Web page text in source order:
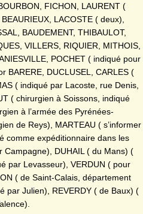
FICHON, LAURENT (
LACOSTE ( deux),
BAUDEMENT, THIBAULOT,
VILLERS, RIQUIER, MITHOIS,
POCHET ( indiqué pour
BARERE, DUCLUSEL, CARLES (
( indiqué par Lacoste, rue Denis,
( chirurgien à Soissons, indiqué
à l’armée des Pyrénées-
de Reys), MARTEAU ( s’informer
comme expéditionnaire dans les
Campagne), DUHAIL ( du Mans) (
par Levasseur), VERDUN ( pour
( de Saint-Calais, département
par Julien), REVERDY ( de Baux) (